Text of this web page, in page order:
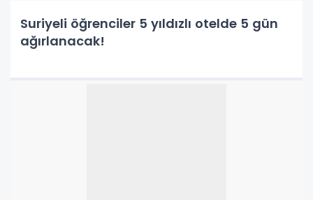
Suriyeli öğrenciler 5 yıldızlı otelde 5 gün
ağırlanacak!